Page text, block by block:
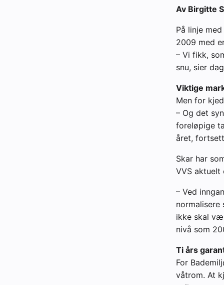
Av Birgitte
På linje
2009 med
– Vi fikk,
snu, sier
Viktige
Men for
– Og det
foreløpige
året,
Skar har
VVS aktuelt
– Ved
normalisere
ikke skal
nivå som
Ti års
For
våtrom. At